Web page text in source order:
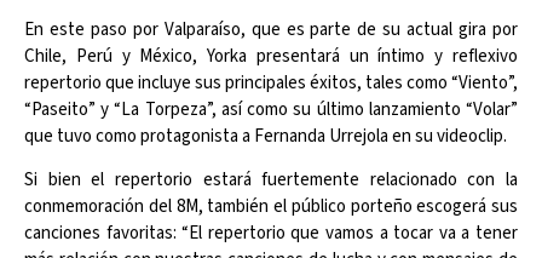
En este paso por Valparaíso, que es parte de su actual gira por
Chile, Perú y México, Yorka presentará un íntimo y reflexivo
repertorio que incluye sus principales éxitos, tales como “Viento”,
“Paseito” y “La Torpeza”, así como su último lanzamiento “Volar”
que tuvo como protagonista a Fernanda Urrejola en su videoclip.
Si bien el repertorio estará fuertemente relacionado con la
conmemoración del 8M, también el público porteño escogerá sus
canciones favoritas: “El repertorio que vamos a tocar va a tener